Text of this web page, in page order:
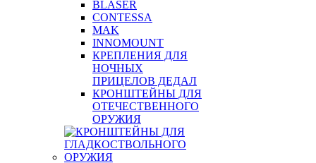
BLASER
CONTESSA
MAK
INNOMOUNT
КРЕПЛЕНИЯ ДЛЯ
НОЧНЫХ
ПРИЦЕЛОВ ДЕДАЛ
КРОНШТЕЙНЫ ДЛЯ
ОТЕЧЕСТВЕННОГО
ОРУЖИЯ